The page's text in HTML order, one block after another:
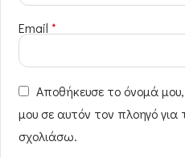
Email *
Αποθήκευσε το όνομά
μου σε αυτόν τον πλοηγό
σχολιάσω.